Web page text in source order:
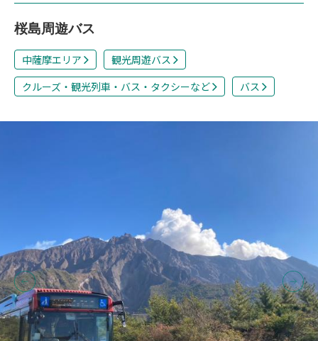
桜島周遊バス
中薩摩エリア
観光周遊バス
クルーズ・観光列車・バス・タクシーなど
バス